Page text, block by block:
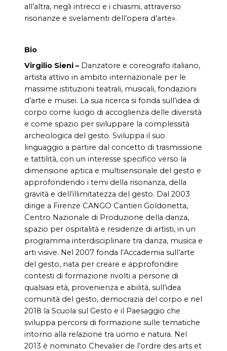
all’altra, negli intrecci e i chiasmi, attraverso
risonanze e svelamenti dell’opera d’arte».
Bio
Virgilio Sieni – Danzatore e coreografo italiano,
artista attivo in ambito internazionale per le
massime istituzioni teatrali, musicali, fondazioni
d’arte e musei. La sua ricerca si fonda sull’idea di
corpo come luogo di accoglienza delle diversità
e come spazio per sviluppare la complessità
archeologica del gesto. Sviluppa il suo
linguaggio a partire dal concetto di trasmissione
e tattilità, con un interesse specifico verso la
dimensione aptica e multisensoriale del gesto e
approfondendo i temi della risonanza, della
gravità e dell’illimitatezza del gesto. Dal 2003
dirige a Firenze CANGO Cantieri Goldonetta,
Centro Nazionale di Produzione della danza,
spazio per ospitalità e residenze di artisti, in un
programma interdisciplinare tra danza, musica e
arti visive. Nel 2007 fonda l’Accademia sull’arte
del gesto, nata per creare e approfondire
contesti di formazione rivolti a persone di
qualsiasi età, provenienza e abilità, sull’idea
comunità del gesto, democrazia del corpo e nel
2018 la Scuola sul Gesto e il Paesaggio che
sviluppa percorsi di formazione sulle tematiche
intorno alla relazione tra uomo e natura. Nel
2013 è nominato Chevalier de l’ordre des arts et